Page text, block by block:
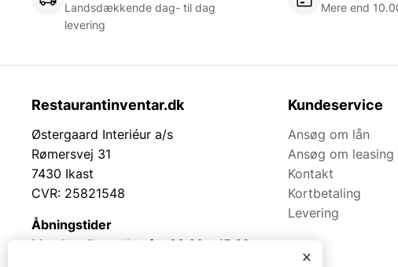
Landsdækkende dag- til dag
levering
Mere end
Restaurantinventar.dk
Østergaard Interiéur a/s
Rømersvej 31
7430 Ikast
CVR: 25821548
Åbningstider
Mandag til torsdag fra 08:00 – 15:30.
Kundeservice
Ansøg om lån
Ansøg om leasing
Kontakt
Kortbetaling
Levering
x